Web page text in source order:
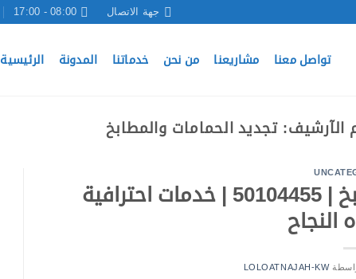
جهة الاتصال 08:00 - 17:00
تواصل معنا مشاريعنا من نحن خدماتنا المدونة الرئيسية
الآرشيف: تجديد الحمامات والمطابخ
تكسير وتركيب الحمامات والمطابخ | 50104455 | خدمات احترافية
النجاح
LOLOATNAJAH-KW